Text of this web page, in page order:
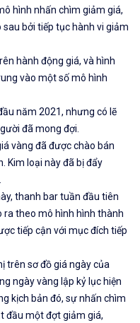
hình nhấn chìm giảm giá,
bởi tiếp tục hành vi giảm
hành động giá, và hình
vào một sốmô hình
năm 2021, nhưng có lẽ
đã mong đợi.
vàng đã được chào bán
Kim loại này đã bị đẩy
thanh bar tuần đầu tiên
theo mô hình hình thành
tiếp cận với mục đích tiếp
trên sơ đồ giá ngày của
ngày vàng lập kỷ lục hiện
kịch bản đó, sự nhấn chìm
đầu một đợt giảm giá,